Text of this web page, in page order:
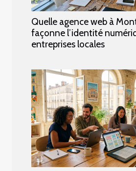
Quelle agence web à
façonne l’identité
entreprises locales